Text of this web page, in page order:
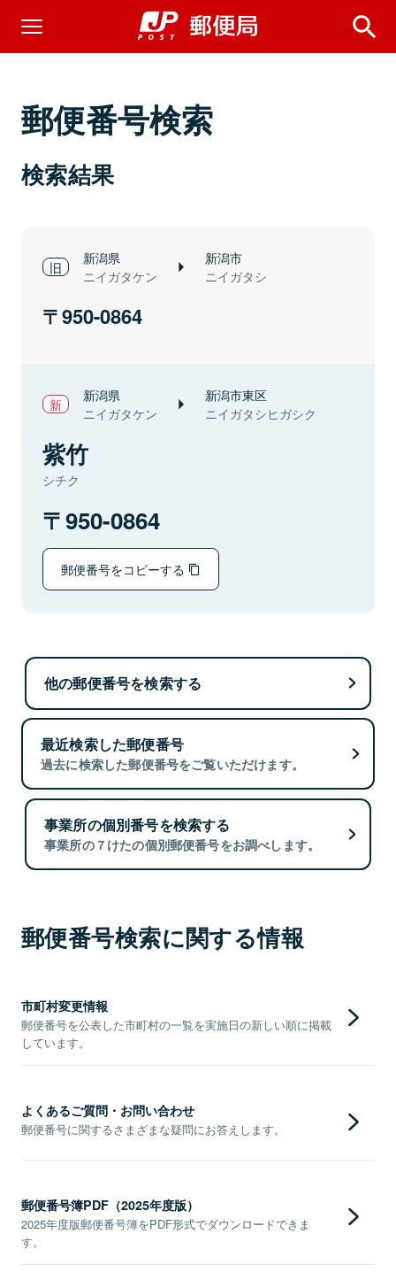
郵便番号検索
検索結果
新潟県
ニイガタケン
新潟市
ニイガタシ
950-0864
新潟県
ニイガタケン
新潟市東区
ニイガタシヒガシク
紫竹
シチク
950-0864
郵便番号をコピーする
他の郵便番号を検索する
最近検索した郵便番号
過去に検索した郵便番号をご覧いただけます。
事業所の個別番号を検索する
事業所の７けたの個別郵便番号をお調べします。
郵便番号検索に関する情報
市町村変更情報
郵便番号を公表した市町村の一覧を実施日の新しい順に掲載
しています。
よくあるご質問・お問い合わせ
郵便番号に関するさまざまな疑問にお答えします。
郵便番号簿PDF（2025年度版）
2025年度版郵便番号簿をPDF形式でダウンロードできま
す。